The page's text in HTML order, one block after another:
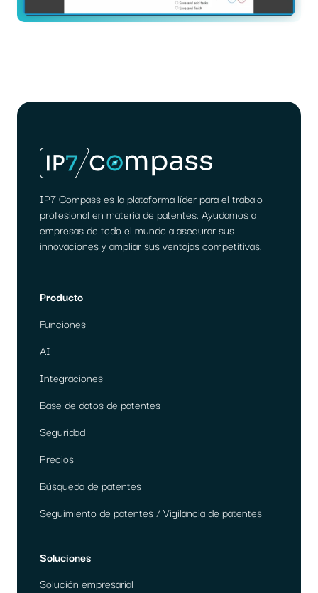
IP7 Compass es la plataforma líder para el trabajo
profesional en materia de patentes. Ayudamos a
empresas de todo el mundo a asegurar sus
innovaciones y ampliar sus ventajas competitivas.
Producto
Funciones
AI
Integraciones
Base de datos de patentes
Seguridad
Precios
Búsqueda de patentes
Seguimiento de patentes / Vigilancia de patentes
Soluciones
Solución empresarial